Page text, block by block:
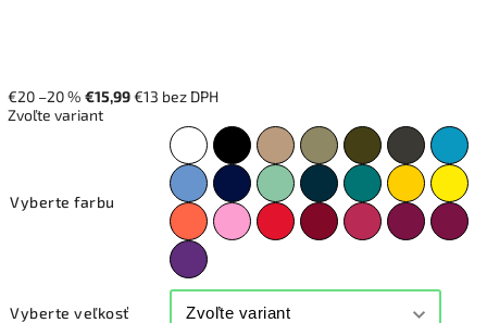
€20 –20 % €15,99€13 bez DPH
Zvoľte variant
Vyberte farbu
Vyberte veľkosť